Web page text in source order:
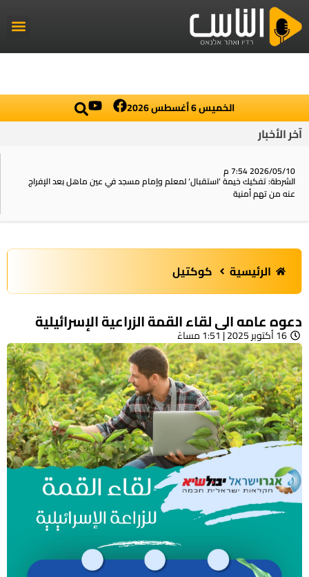
الخميس 6 أغسطس 2026
آخر الأخبار
2026/05/10 7:54 م
الشرطة: تفكيك خيمة ‘استقبال‘ لمعلم وإمام مسجد في عين ماهل بعد الإفراج
عنه من تهم أمنية
الرئيسية كوكتيل
دعوه عامه الى لقاء القمة الزراعية الإسرائيلية
16 أكتوبر 2025 | 1:51 مساءً